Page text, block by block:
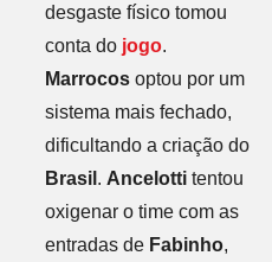
desgaste físico tomou
conta do jogo.
Marrocosoptou por um
sistema mais fechado,
dificultando a criação do
Brasil . Ancelottitentou
oxigenar o time com as
entradas de Fabinho,